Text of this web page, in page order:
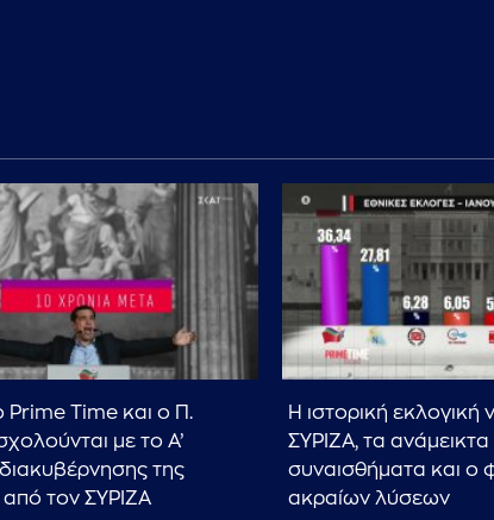
Prime Time και ο Π.
με το Α’
της
τον ΣΥΡΙΖΑ
Η ιστορική εκλογική
ΣΥΡΙΖΑ, τα ανάμεικτα
συναισθήματα και ο
ακραίων λύσεων